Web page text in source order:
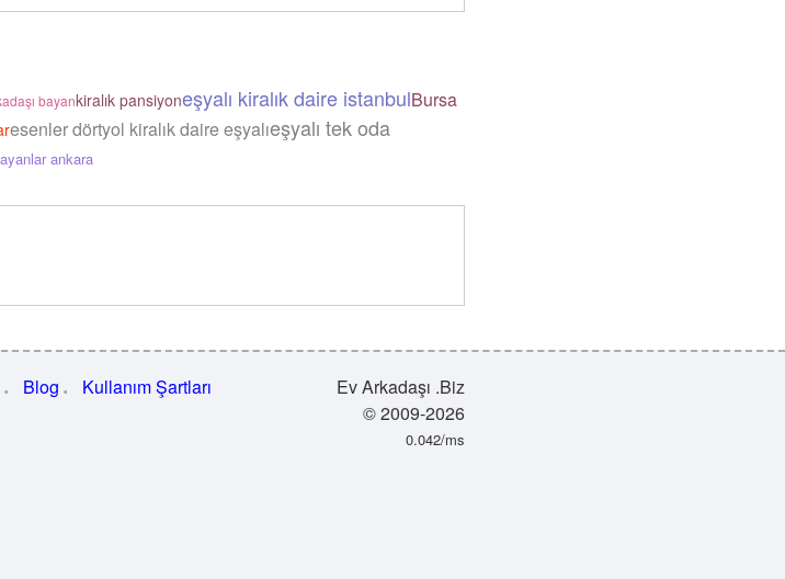
bayankiralık pansiyoneşyalı kiralık daire istanbulBursa
esenler dörtyol kiralık daire eşyalıeşyalı tek oda
ankara
Blog Kullanım Şartları
Ev Arkadaşı .Biz
© 2009-2026
0.042/ms